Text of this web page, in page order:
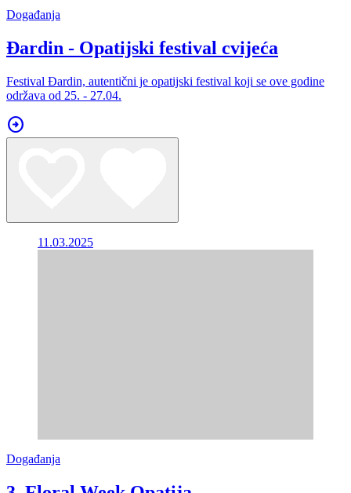
Događanja
Đardin - Opatijski festival cvijeća
Festival Đardin, autentični je opatijski festival koji se ove godine
održava od 25. - 27.04.
arrow_circle_right
11.03.2025
Događanja